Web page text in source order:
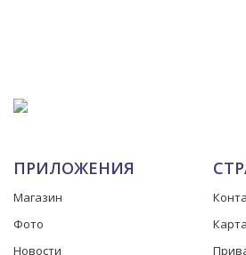
ПРИЛОЖЕНИЯ
Магазин
Фото
Новости